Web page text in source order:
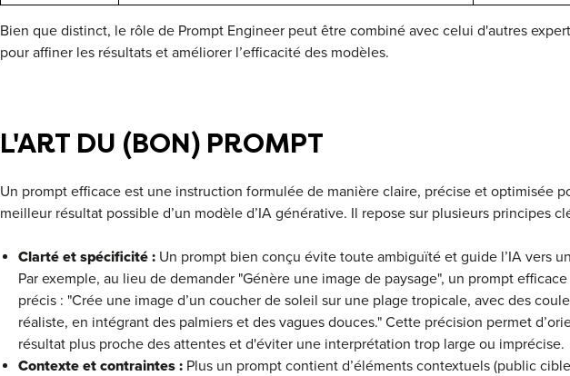
Bien que distinct, le rôle de Prompt Engineer peut être combiné avec celui d'autres
pour affiner les résultats et améliorer l’efficacité des modèles.
L'ART DU (BON) PROMPT
Un prompt efficace est une instruction formulée de manière claire, précise et optimisée
meilleur résultat possible d’un modèle d’IA générative. Il repose sur plusieurs principes
Clarté et spécificité :Un prompt bien conçu évite toute ambiguïté et guide l’IA vers
Par exemple, au lieu de demander "Génère une image de paysage", un prompt
précis : "Crée une image d’un coucher de soleil sur une plage tropicale, avec des
réaliste, en intégrant des palmiers et des vagues douces." Cette précision permet
résultat plus proche des attentes et d'éviter une interprétation trop large ou imprécise.
Contexte et contraintes :Plus un prompt contient d’éléments contextuels (public